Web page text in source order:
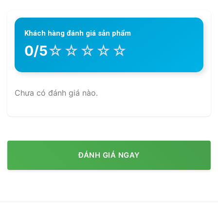
Khách hàng đánh giá sản phẩm
0/5☆ ☆ ☆ ☆ ☆
Chưa có đánh giá nào.
ĐÁNH GIÁ NGAY